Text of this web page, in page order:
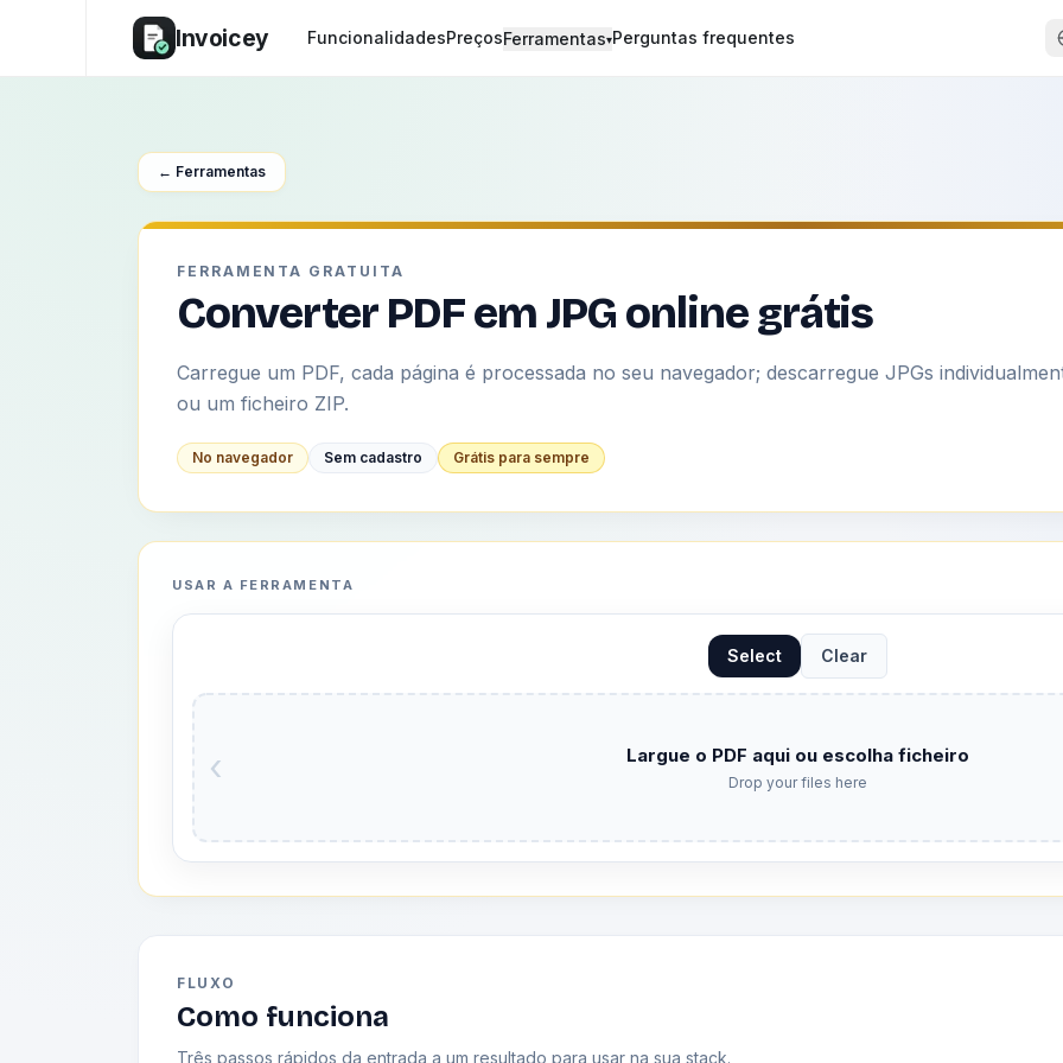
Invoicey FuncionalidadesPreçosFerramentas▾Perguntas frequentes
← Ferramentas
FERRAMENTA GRATUITA
Converter PDF em JPG online grátis
Carregue um PDF, cada página é processada no seu navegador; descarregue JPGs
ou um ficheiro ZIP.
No navegador Sem cadastro Grátis para sempre
USAR A FERRAMENTA
Select Clear
‹ Largue o PDF aqui ou escolha ficheiro
Drop your files here
FLUXO
Como funciona
Três passos rápidos da entrada a um resultado para usar na sua stack.